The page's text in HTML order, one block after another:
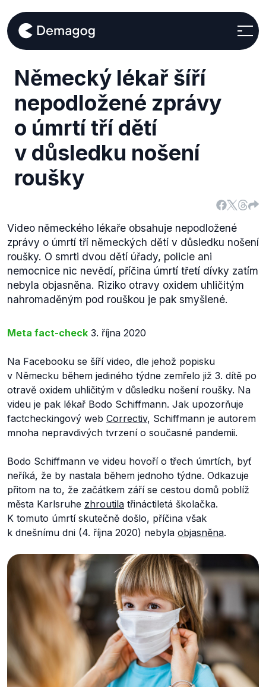
Německý lékař šíří
nepodložené zprávy
o úmrtí tří dětí
v důsledku nošení
roušky
Video německého lékaře obsahuje nepodložené
zprávy o úmrtí tří německých dětí v důsledku nošení
roušky. O smrti dvou dětí úřady, policie ani
nemocnice nic nevědí, příčina úmrtí třetí dívky zatím
nebyla objasněna. Riziko otravy oxidem uhličitým
nahromaděným pod rouškou je pak smyšlené.
Meta fact-check 3. října 2020
Na Facebooku se šíří video, dle jehož popisku
v Německu během jediného týdne zemřelo již 3. dítě po
otravě oxidem uhličitým v důsledku nošení roušky. Na
videu je pak lékař Bodo Schiffmann. Jak upozorňuje
factcheckingový web Correctiv, Schiffmann je autorem
mnoha nepravdivých tvrzení o současné pandemii.
Bodo Schiffmann ve videu hovoří o třech úmrtích, byť
neříká, že by nastala během jednoho týdne. Odkazuje
přitom na to, že začátkem září se cestou domů poblíž
města Karlsruhe zhroutila třináctiletá školačka.
K tomuto úmrtí skutečně došlo, příčina však
k dnešnímu dni (4. října 2020) nebyla objasněna.